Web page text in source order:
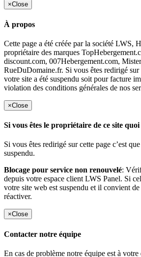
×Close
À propos
Cette page a été créée par la société LWS,
propriétaire des marques
discount.com, 007Hebergement.com,
RueDuDomaine.fr. Si vous êtes redirigé sur
votre site a été suspendu soit pour facture
violation des conditions générales de nos
×Close
Si vous êtes le propriétaire de ce site
Si vous êtes redirigé sur cette page c’est
suspendu.
Blocage pour service non renouvelé:
depuis votre espace client LWS Panel. Si
votre site web est suspendu et il convient
réactiver.
×Close
Contacter notre équipe
En cas de problème notre équipe est à